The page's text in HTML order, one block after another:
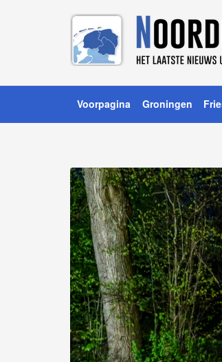
Voorpagina Groningen